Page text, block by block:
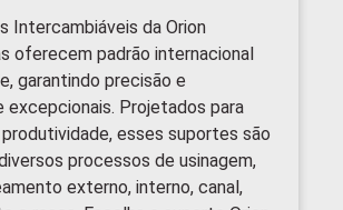
Intercambiáveis da Orion
oferecem padrão internacional
garantindo precisão e
excepcionais. Projetados para
esses suportes são
processos de usinagem,
externo, interno, canal,